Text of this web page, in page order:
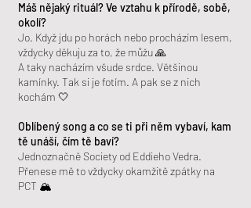
Máš nějaký rituál? Ve vztahu k přírodě, sobě,
okolí?
Jo. Když jdu po horách nebo procházím lesem,
vždycky děkuju za to, že můžu 🙏
A taky nacházím všude srdce. Většinou
kamínky. Tak si je fotím. A pak se z nich
kochám 🤍
Oblíbený song a co se ti při něm vybaví, kam
tě unáší, čím tě baví?
Jednoznačně Society od Eddieho Vedra.
Přenese mě to vždycky okamžitě zpátky na
PCT 🏔